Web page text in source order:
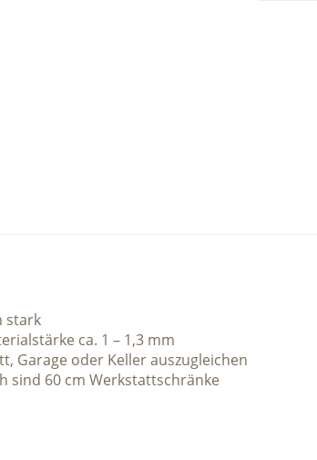
stark
ca. 1 – 1,3 mm
Garage oder Keller auszugleichen
sind 60 cm Werkstattschränke